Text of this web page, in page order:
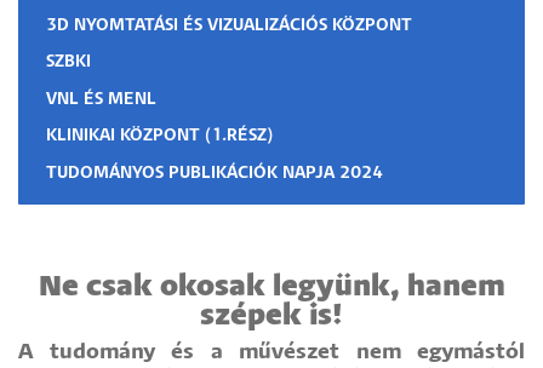
3D NYOMTATÁSI ÉS VIZUALIZÁCIÓS KÖZPONT
SZBKI
VNL ÉS MENL
KLINIKAI KÖZPONT (1.RÉSZ)
TUDOMÁNYOS PUBLIKÁCIÓK NAPJA 2024
Ne csak okosak legyünk, hanem
szépek is!
A tudomány és a művészet nem egymástól